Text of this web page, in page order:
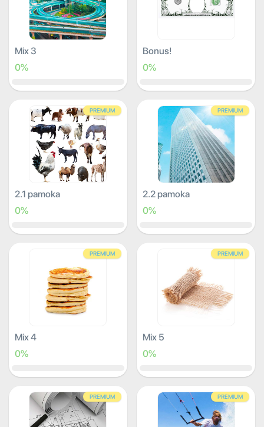
Mix 3
0%
Bonus!
0%
PREMIUM
2.1 pamoka
0%
PREMIUM
2.2 pamoka
0%
PREMIUM
Mix 4
0%
PREMIUM
Mix 5
0%
PREMIUM PREMIUM